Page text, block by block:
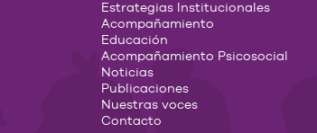
Estrategias Institucionales
Acompañamiento
Educación
Acompañamiento Psicosocial
Noticias
Publicaciones
Nuestras voces
Contacto